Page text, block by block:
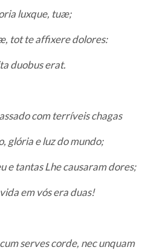
luxque, tuæ;
tot te affixere dolores:
duobus erat.
com terríveis chagas
glória e luz do mundo;
e tantas Lhe causaram dores;
em vós era duas!
serves corde, nec unquam